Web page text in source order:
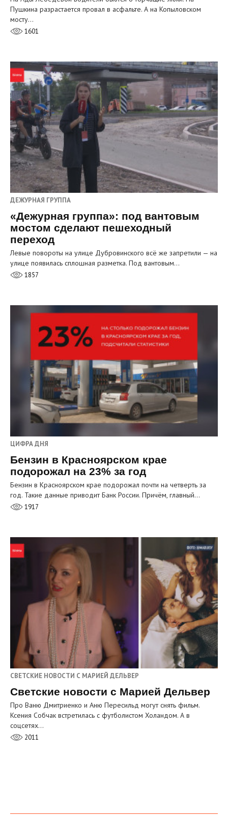
Пушкина разрастается провал в асфальте. А на Копыловском
мосту…
1601
ДЕЖУРНАЯ ГРУППА
«Дежурная группа»: под вантовым
мостом сделают пешеходный
переход
Левые повороты на улице Дубровинского всё же запретили — на
улице появилась сплошная разметка. Под вантовым…
1857
ЦИФРА ДНЯ
Бензин в Красноярском крае
подорожал на 23% за год
Бензин в Красноярском крае подорожал почти на четверть за
год. Такие данные приводит Банк России. Причём, главный…
1917
СВЕТСКИЕ НОВОСТИ С МАРИЕЙ ДЕЛЬВЕР
Светские новости с Марией Дельвер
Про Ваню Дмитриенко и Аню Пересильд могут снять фильм.
Ксения Собчак встретилась с футболистом Холандом. А в
соцсетях…
2011